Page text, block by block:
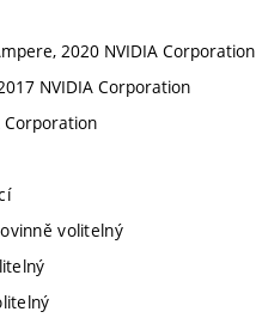
2020 NVIDIA Corporation
NVIDIA Corporation
Corporation
volitelný